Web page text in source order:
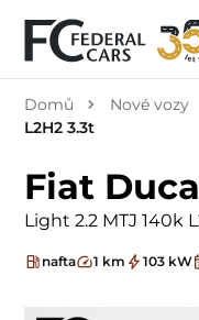
Domů Nové vozy
L2H2 3.3t
Fiat
Light 2.2 MTJ 140k
nafta 1 km 103 kW